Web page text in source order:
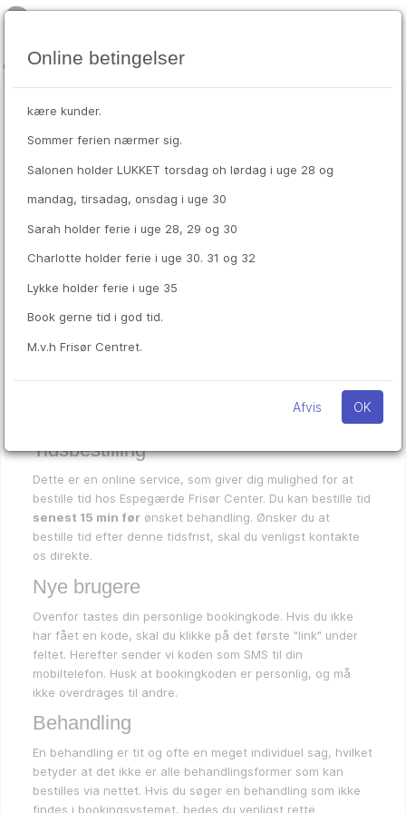
Velkommen til Online Booking
Indtast din bookingkode *
Tidsbestilling
Dette er en online service, som giver dig mulighed for at
bestille tid hos Espegærde Frisør Center. Du kan bestille tid
senest 15 min før ønsket behandling. Ønsker du at
bestille tid efter denne tidsfrist, skal du venligst kontakte
os direkte.
Nye brugere
Ovenfor tastes din personlige bookingkode. Hvis du ikke
har fået en kode, skal du klikke på det første "link" under
feltet. Herefter sender vi koden som SMS til din
mobiltelefon. Husk at bookingkoden er personlig, og må
ikke overdrages til andre.
Behandling
En behandling er tit og ofte en meget individuel sag, hvilket
betyder at det ikke er alle behandlingsformer som kan
bestilles via nettet. Hvis du søger en behandling som ikke
findes i bookingsystemet, bedes du venligst rette
Online betingelser
kære kunder.
Sommer ferien nærmer sig.
Salonen holder LUKKET torsdag oh lørdag i uge 28 og
mandag, tirsadag, onsdag i uge 30
Sarah holder ferie i uge 28, 29 og 30
Charlotte holder ferie i uge 30. 31 og 32
Lykke holder ferie i uge 35
Book gerne tid i god tid.
M.v.h Frisør Centret.
Afvis OK